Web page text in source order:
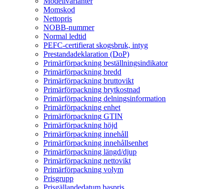
Momskod
Nettopris
NOBB-nummer
Normal ledtid
PEFC-certifierat skogsbruk, intyg
Prestandadeklaration (DoP)
Primärförpackning beställningsindikator
Primärförpackning bredd
Primärförpackning bruttovikt
Primärförpackning brytkostnad
Primärförpackning delningsinformation
Primärförpackning enhet
Primärförpackning GTIN
Primärförpackning höjd
Primärförpackning innehåll
Primärförpackning innehållsenhet
Primärförpackning längd/djup
Primärförpackning nettovikt
Primärförpackning volym
Prisgrupp
Prisgällandedatum baspris